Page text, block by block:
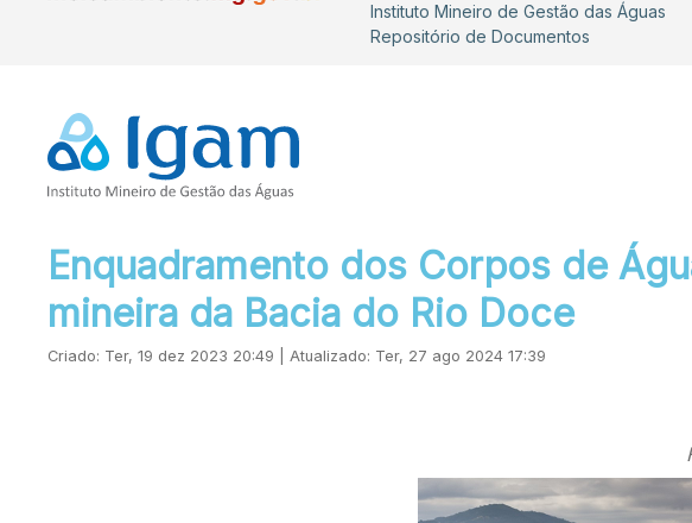
Instituto Mineiro de Gestão das Águas
Repositório de Documentos
Enquadramento dos Corpos de
mineira da Bacia do Rio Doce
Criado: Ter, 19 dez 2023 20:49 | Atualizado: Ter, 27 ago 2024 17:39